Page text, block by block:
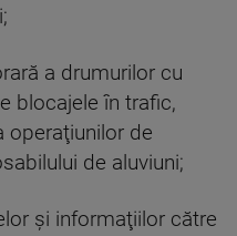
a drumurilor cu
blocajele în trafic,
operaţiunilor de
de aluviuni;
şi informaţiilor către